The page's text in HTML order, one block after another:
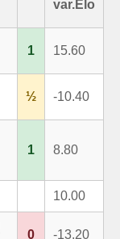
var.Elo
1 15.60
½ -10.40
1 8.80
10.00
0 -13.20